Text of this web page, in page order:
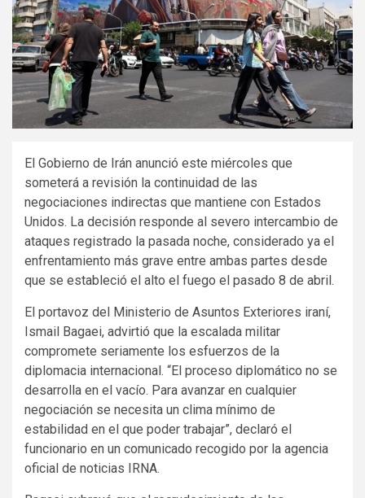
El Gobierno de Irán anunció este miércoles que
someterá a revisión la continuidad de las
negociaciones indirectas que mantiene con Estados
Unidos. La decisión responde al severo intercambio de
ataques registrado la pasada noche, considerado ya el
enfrentamiento más grave entre ambas partes desde
que se estableció el alto el fuego el pasado 8 de abril.
El portavoz del Ministerio de Asuntos Exteriores iraní,
Ismail Bagaei, advirtió que la escalada militar
compromete seriamente los esfuerzos de la
diplomacia internacional. “El proceso diplomático no se
desarrolla en el vacío. Para avanzar en cualquier
negociación se necesita un clima mínimo de
estabilidad en el que poder trabajar”, declaró el
funcionario en un comunicado recogido por la agencia
oficial de noticias IRNA.